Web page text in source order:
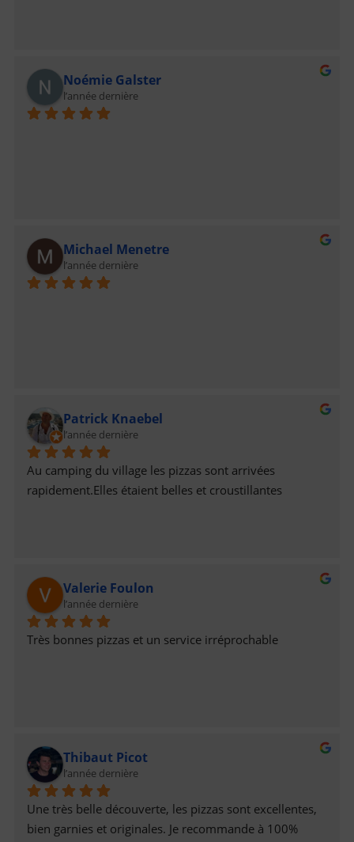
Noémie Galster
l’année dernière
Michael Menetre
l’année dernière
Patrick Knaebel
l’année dernière
Au camping du village les pizzas sont arrivées
rapidement.Elles étaient belles et croustillantes
Valerie Foulon
l’année dernière
Très bonnes pizzas et un service irréprochable
Thibaut Picot
l’année dernière
Une très belle découverte, les pizzas sont excellentes,
bien garnies et originales. Je recommande à 100%